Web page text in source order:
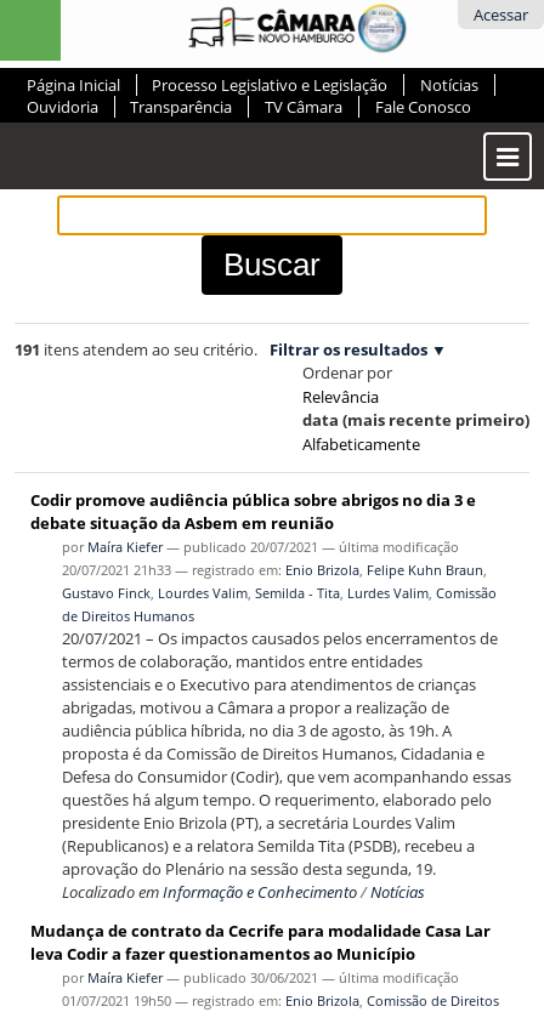
Acessar
Página Inicial Processo Legislativo e Legislação
Notícias
Ouvidoria
Transparência TV Câmara Fale Conosco
ou
191 itens atendem ao seu critério.
Filtrar os resultados
Ordenar por
Relevância
data (mais recente primeiro)
Alfabeticamente
Codir promove audiência pública sobre abrigos no dia 3 e
debate situação da Asbem em reunião
por Maíra Kiefer — publicado 20/07/2021 — última modificação
20/07/2021 21h33 — registrado em: Enio Brizola, Felipe Kuhn Braun,
Gustavo Finck, Lourdes Valim, Semilda - Tita, Lurdes Valim, Comissão
de Direitos Humanos
20/07/2021 – Os impactos causados pelos encerramentos de
termos de colaboração, mantidos entre entidades
assistenciais e o Executivo para atendimentos de crianças
abrigadas, motivou a Câmara a propor a realização de
audiência pública híbrida, no dia 3 de agosto, às 19h. A
proposta é da Comissão de Direitos Humanos, Cidadania e
Defesa do Consumidor (Codir), que vem acompanhando essas
questões há algum tempo. O requerimento, elaborado pelo
presidente Enio Brizola (PT), a secretária Lourdes Valim
(Republicanos) e a relatora Semilda Tita (PSDB), recebeu a
aprovação do Plenário na sessão desta segunda, 19.
Localizado emInformação e Conhecimento/Notícias
Mudança de contrato da Cecrife para modalidade Casa Lar
leva Codir a fazer questionamentos ao Município
por Maíra Kiefer — publicado 30/06/2021 — última modificação
01/07/2021 19h50 — registrado em: Enio Brizola, Comissão de Direitos